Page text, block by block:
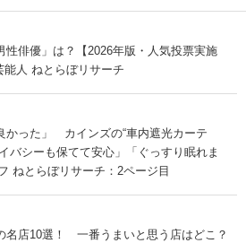
性俳優」は？【2026年版・人気投票実施
人 ねとらぼリサーチ
かった」 カインズの“車内遮光カーテ
バシーも保てて安心」「ぐっすり眠れま
ねとらぼリサーチ：2ページ目
名店10選！ 一番うまいと思う店はどこ？